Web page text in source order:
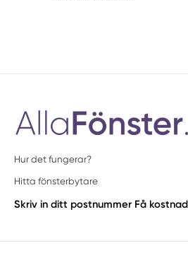
Hur det fungerar?
Hitta fönsterbytare
Skriv in ditt postnummer Få